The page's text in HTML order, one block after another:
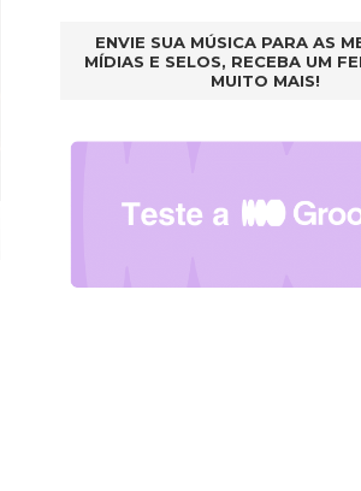
ENVIE SUA MÚSICA PARA AS
MÍDIAS E SELOS, RECEBA UM
MUITO MAIS!